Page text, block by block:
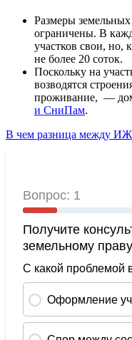
Размеры
ограничены. В
участков свои, но,
не более 20 соток.
Поскольку на
возводятся
проживание, — дом
и СниПам.
В чем разница между